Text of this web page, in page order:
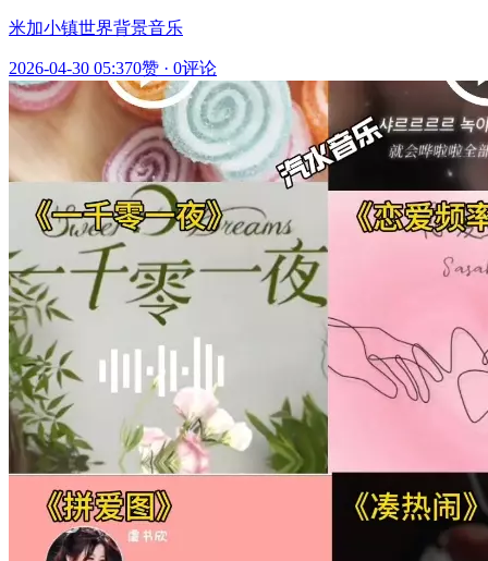
米加小镇世界背景音乐
2026-04-30 05:370赞 · 0评论